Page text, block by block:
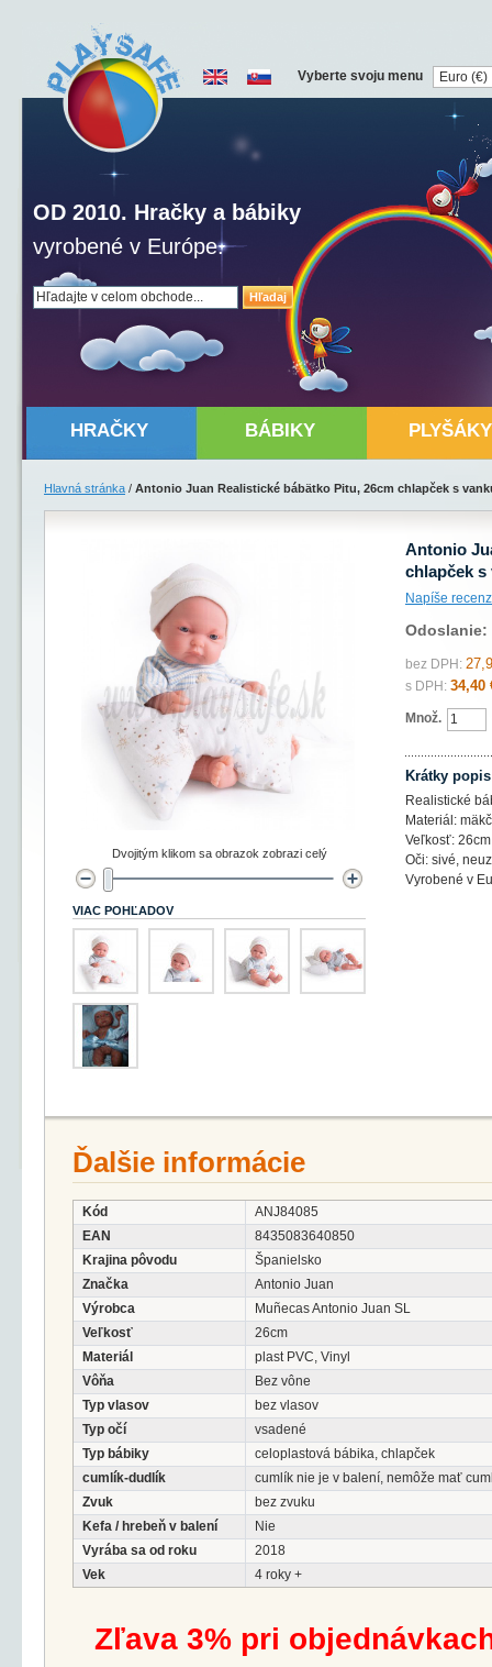
Hľadaj
OD 2010. Hračky a bábiky
vyrobené v Európe.
Vyberte svoju menu
HRAČKY BÁBIKY PLYŠÁKY
Hlavná stránka / Antonio Juan Realistické bábätko Pitu, 26cm chlapček s
Antonio
chlapček s
Napíše
Odoslanie:
bez DPH:
s DPH: 34,40
Množ.
Krátky popis
Realistické
Materiál:
Veľkosť: 26cm
Oči: sivé,
Vyrobené v
Dvojitým klikom sa obrazok zobrazi celý
VIAC POHĽADOV
Ďalšie informácie
Kód
ANJ84085
EAN
8435083640850
Krajina pôvodu
Španielsko
Značka
Antonio Juan
Výrobca
Muñecas Antonio Juan SL
Veľkosť
26cm
Materiál
plast PVC, Vinyl
Vôňa
Bez vône
Typ vlasov
bez vlasov
Typ očí
vsadené
Typ bábiky
celoplastová bábika, chlapček
cumlík-dudlík
cumlík nie je v balení, nemôže mať
Zvuk
bez zvuku
Kefa / hrebeň v balení
Nie
Vyrába sa od roku
2018
Vek
4 roky +
Zľava 3% pri